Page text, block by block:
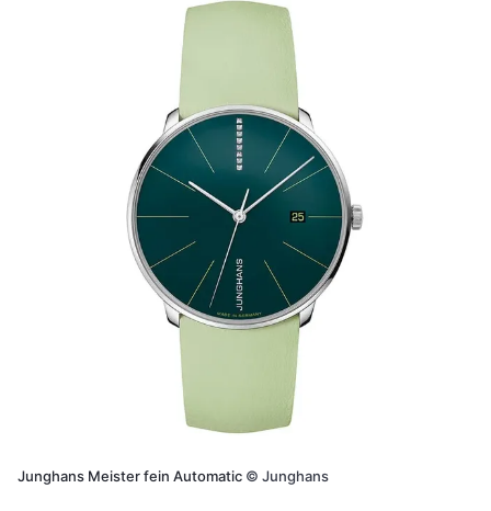
Junghans Meister fein Automatic © Junghans